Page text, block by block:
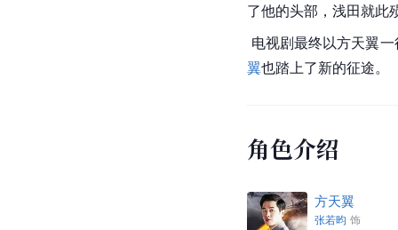
了他的头部，浅田就此
电视剧最终以方天翼一
翼也踏上了新的征途。
角色介绍
方天翼
张若昀 饰